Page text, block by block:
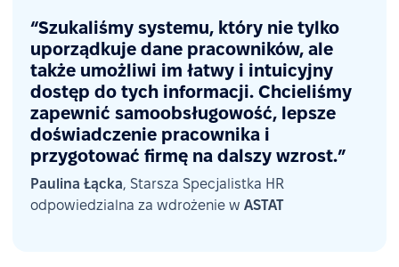
“Szukaliśmy systemu, który nie tylko
uporządkuje dane pracowników, ale
także umożliwi im łatwy i intuicyjny
dostęp do tych informacji. Chcieliśmy
zapewnić samoobsługowość, lepsze
doświadczenie pracownika i
przygotować firmę na dalszy wzrost.”
Paulina Łącka, Starsza Specjalistka HR
odpowiedzialna za wdrożenie w ASTAT